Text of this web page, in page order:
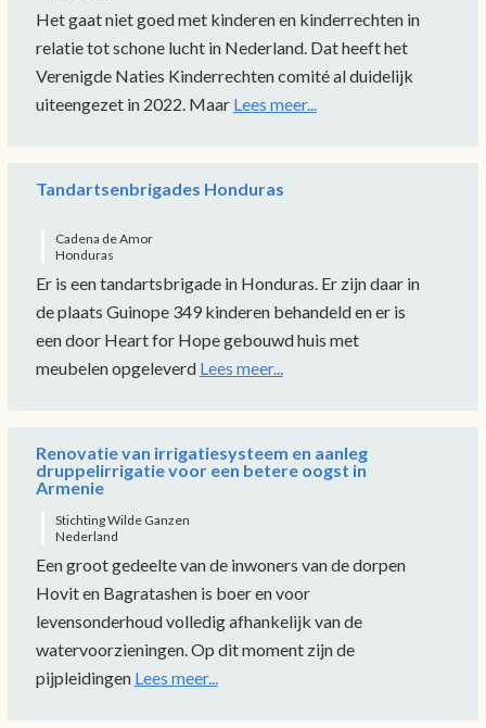
Het gaat niet goed met kinderen en kinderrechten in
relatie tot schone lucht in Nederland. Dat heeft het
Verenigde Naties Kinderrechten comité al duidelijk
uiteengezet in 2022. Maar Lees meer...
Tandartsenbrigades Honduras
Cadena de Amor
Honduras
Er is een tandartsbrigade in Honduras. Er zijn daar in
de plaats Guinope 349 kinderen behandeld en er is
een door Heart for Hope gebouwd huis met
meubelen opgeleverd Lees meer...
Renovatie van irrigatiesysteem en aanleg
druppelirrigatie voor een betere oogst in
Armenie
Stichting Wilde Ganzen
Nederland
Een groot gedeelte van de inwoners van de dorpen
Hovit en Bagratashen is boer en voor
levensonderhoud volledig afhankelijk van de
watervoorzieningen. Op dit moment zijn de
pijpleidingen Lees meer...